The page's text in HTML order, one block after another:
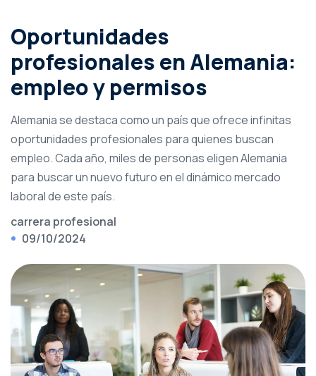
Oportunidades
profesionales en Alemania:
empleo y permisos
Alemania se destaca como un país que ofrece infinitas
oportunidades profesionales para quienes buscan
empleo. Cada año, miles de personas eligen Alemania
para buscar un nuevo futuro en el dinámico mercado
laboral de este país.
carrera profesional
09/10/2024